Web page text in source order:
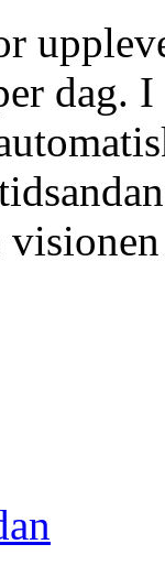
dag.